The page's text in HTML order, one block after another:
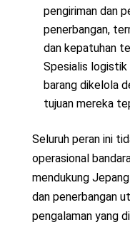
pengiriman dan
penerbangan,
dan kepatuhan
Spesialis logistik
barang dikelola
tujuan mereka
Seluruh peran ini
operasional
mendukung
dan penerbangan
pengalaman yang